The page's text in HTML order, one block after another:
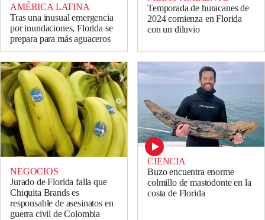
AMÉRICA LATINA
Tras una inusual emergencia
por inundaciones, Florida se
prepara para más aguaceros
Temporada de huracanes de
2024 comienza en Florida
con un diluvio
NEGOCIOS
Jurado de Florida falla que
Chiquita Brands es
responsable de asesinatos en
guerra civil de Colombia
CIENCIA
Buzo encuentra enorme
colmillo de mastodonte en la
costa de Florida